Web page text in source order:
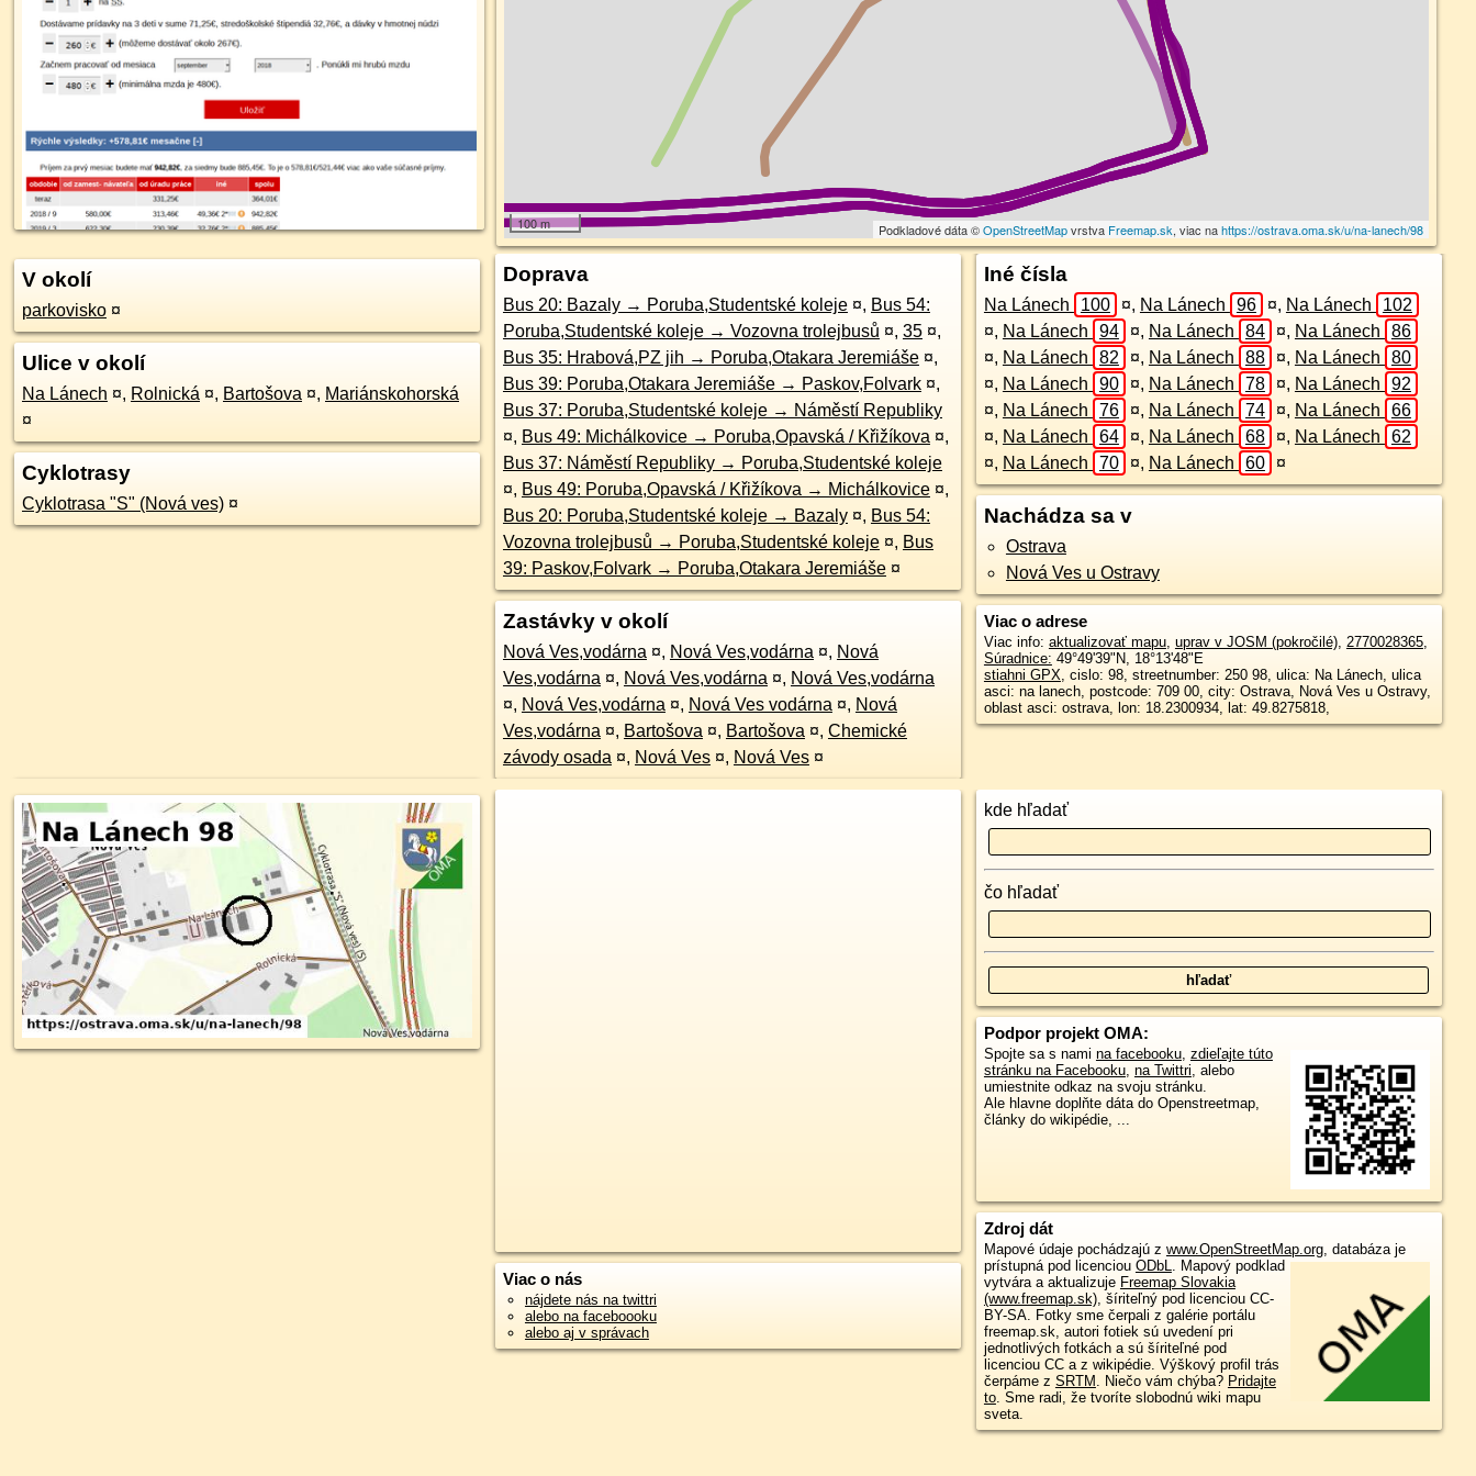
100 m Podkladové dáta ©OpenStreetMapvrstva Freemap.sk, viac nahttps://ostrava.oma.sk/u/na-lanech/98
V okolí
parkovisko ¤
Ulice v okolí
Na Lánech ¤, Rolnická ¤, Bartošova ¤, Mariánskohorská
¤
Cyklotrasy
Cyklotrasa "S" (Nová ves) ¤
Doprava
Bus 20: Bazaly → Poruba,Studentské koleje ¤, Bus 54:
Poruba,Studentské koleje → Vozovna trolejbusů ¤, 35 ¤,
Bus 35: Hrabová,PZ jih → Poruba,Otakara Jeremiáše ¤,
Bus 39: Poruba,Otakara Jeremiáše → Paskov,Folvark ¤,
Bus 37: Poruba,Studentské koleje → Náměstí Republiky
¤, Bus 49: Michálkovice → Poruba,Opavská / Křižíkova ¤,
Bus 37: Náměstí Republiky → Poruba,Studentské koleje
¤, Bus 49: Poruba,Opavská / Křižíkova → Michálkovice ¤,
Bus 20: Poruba,Studentské koleje → Bazaly ¤, Bus 54:
Vozovna trolejbusů → Poruba,Studentské koleje ¤, Bus
39: Paskov,Folvark → Poruba,Otakara Jeremiáše ¤
Zastávky v okolí
Nová Ves,vodárna ¤, Nová Ves,vodárna ¤, Nová
Ves,vodárna ¤, Nová Ves,vodárna ¤, Nová Ves,vodárna
¤, Nová Ves,vodárna ¤, Nová Ves vodárna ¤, Nová
Ves,vodárna ¤, Bartošova ¤, Bartošova ¤, Chemické
závody osada ¤, Nová Ves ¤, Nová Ves ¤
Iné čísla
Na Lánech 100 ¤, Na Lánech 96 ¤, Na Lánech
102
¤, Na Lánech 94 ¤, Na Lánech 84 ¤, Na Lánech
86
¤, Na Lánech 82 ¤, Na Lánech 88 ¤, Na Lánech
80
¤, Na Lánech 90 ¤, Na Lánech 78 ¤, Na Lánech
92
¤, Na Lánech 76 ¤, Na Lánech 74 ¤, Na Lánech
66
¤, Na Lánech 64 ¤, Na Lánech 68 ¤, Na Lánech
62
¤, Na Lánech 70 ¤, Na Lánech 60 ¤
Nachádza sa v
Ostrava
Nová Ves u Ostravy
Viac o adrese
Viac info: aktualizovať mapu, uprav v JOSM (pokročilé), 2770028365,
Súradnice: 49°49'39"N, 18°13'48"E
stiahni GPX, cislo: 98, streetnumber: 250 98, ulica: Na Lánech, ulica
asci: na lanech, postcode: 709 00, city: Ostrava, Nová Ves u Ostravy,
oblast asci: ostrava, lon: 18.2300934, lat: 49.8275818,
Viac o nás
nájdete nás na twittri
alebo na faceboooku
alebo aj v správach
kde hľadať
čo hľadať
Podpor projekt OMA:
Spojte sa s nami na facebooku, zdieľajte túto
stránku na Facebooku, na Twittri, alebo
umiestnite odkaz na svoju stránku.
Ale hlavne doplňte dáta do Openstreetmap,
články do wikipédie, ...
Zdroj dát
Mapové údaje pochádzajú z www.OpenStreetMap.org, databáza je
prístupná pod licenciou ODbL. Mapový podklad
vytvára a aktualizuje Freemap Slovakia
(www.freemap.sk), šíriteľný pod licenciou CC-
BY-SA. Fotky sme čerpali z galérie portálu
freemap.sk, autori fotiek sú uvedení pri
jednotlivých fotkách a sú šíriteľné pod
licenciou CC a z wikipédie. Výškový profil trás
čerpáme z SRTM . Niečo vám chýba? Pridajte
to. Sme radi, že tvoríte slobodnú wiki mapu
sveta.